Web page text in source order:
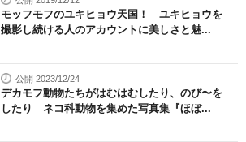
モッフモフのユキヒョウ天国！ ユキヒョウを
撮影し続ける人のアカウントに美しさと魅...
公開 2023/12/24
デカモフ動物たちがはむはむしたり、のび〜を
したり ネコ科動物を集めた写真集『ほぼ...